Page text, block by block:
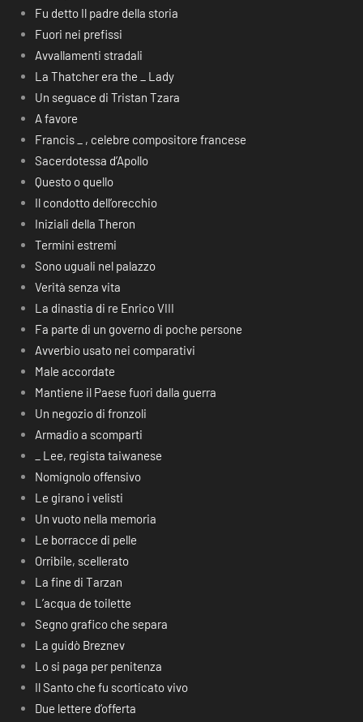
Fu detto Il padre della storia
Fuori nei prefissi
Avvallamenti stradali
La Thatcher era the _ Lady
Un seguace di Tristan Tzara
A favore
Francis _ , celebre compositore francese
Sacerdotessa d’Apollo
Questo o quello
Il condotto dell’orecchio
Iniziali della Theron
Termini estremi
Sono uguali nel palazzo
Verità senza vita
La dinastia di re Enrico VIII
Fa parte di un governo di poche persone
Avverbio usato nei comparativi
Male accordate
Mantiene il Paese fuori dalla guerra
Un negozio di fronzoli
Armadio a scomparti
_ Lee, regista taiwanese
Nomignolo offensivo
Le girano i velisti
Un vuoto nella memoria
Le borracce di pelle
Orribile, scellerato
La fine di Tarzan
L’acqua de toilette
Segno grafico che separa
La guidò Breznev
Lo si paga per penitenza
Il Santo che fu scorticato vivo
Due lettere d’offerta